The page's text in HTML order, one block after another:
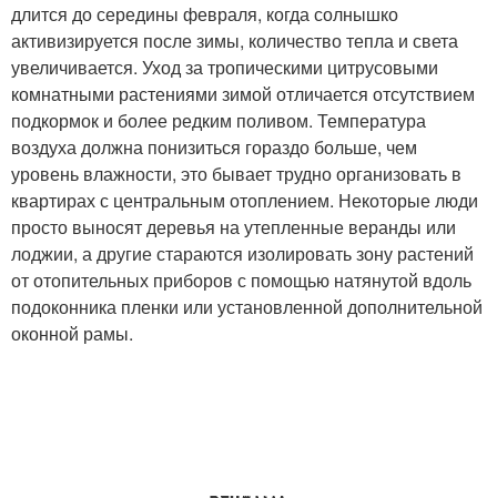
длится до середины февраля, когда солнышко
активизируется после зимы, количество тепла и света
увеличивается. Уход за тропическими цитрусовыми
комнатными растениями зимой отличается отсутствием
подкормок и более редким поливом. Температура
воздуха должна понизиться гораздо больше, чем
уровень влажности, это бывает трудно организовать в
квартирах с центральным отоплением. Некоторые люди
просто выносят деревья на утепленные веранды или
лоджии, а другие стараются изолировать зону растений
от отопительных приборов с помощью натянутой вдоль
подоконника пленки или установленной дополнительной
оконной рамы.